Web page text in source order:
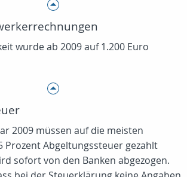
wurde ab 2009 auf 1.200 Euro
2009 müssen auf die meisten
Prozent Abgeltungssteuer gezahlt
sofort von den Banken abgezogen.